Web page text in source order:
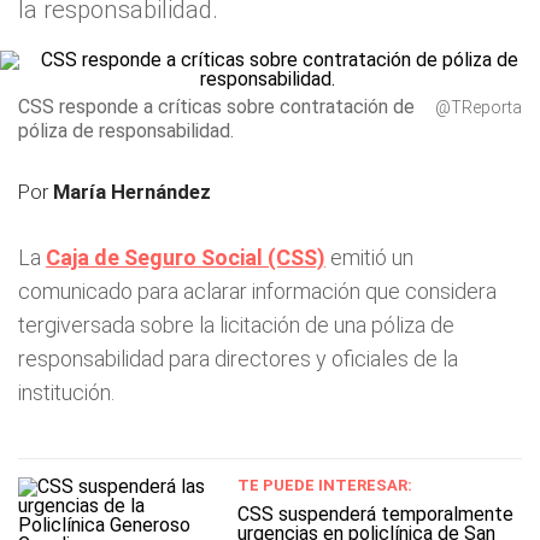
la responsabilidad.
CSS responde a críticas sobre contratación de
póliza de responsabilidad.
@TReporta
Por María Hernández
La Caja de Seguro Social (CSS) emitió un
comunicado para aclarar información que considera
tergiversada sobre la licitación de una póliza de
responsabilidad para directores y oficiales de la
institución.
TE PUEDE INTERESAR:
CSS suspenderá temporalmente
urgencias en policlínica de San